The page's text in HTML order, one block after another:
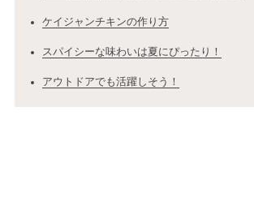
ケイジャンチキンの作り方
スパイシーな味わいは夏にぴったり！
アウトドアでも活躍しそう！